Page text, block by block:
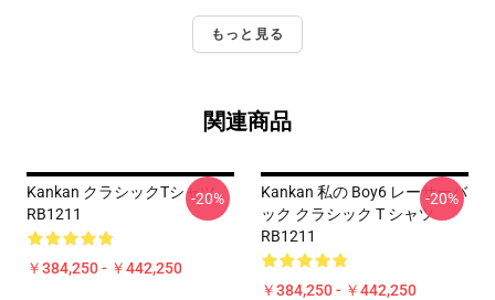
もっと見る
関連商品
Kankan クラシックTシャツ
RB1211
￥384,250 - ￥442,250
-20%
Kankan 私の Boy6 レーサーバ
ック クラシック T シャツ
RB1211
￥384,250 - ￥442,250
-20%